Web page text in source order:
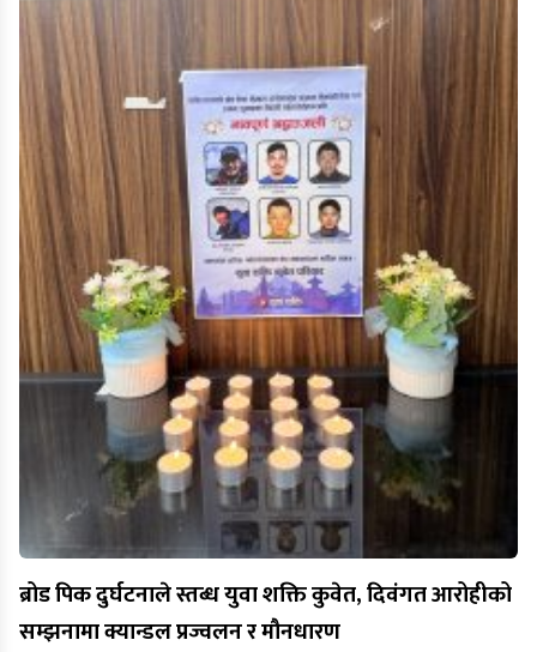
ब्रोड पिक दुर्घटनाले स्तब्ध युवा शक्ति कुवेत, दिवंगत आरोहीको
सम्झनामा क्यान्डल प्रज्वलन र मौनधारण